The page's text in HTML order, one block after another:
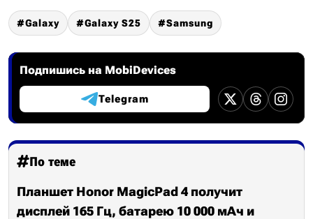
Galaxy Galaxy S25 Samsung
Подпишись на MobiDevices
Telegram
По теме
Планшет Honor MagicPad 4 получит
дисплей 165 Гц, батарею 10 000 мАч и